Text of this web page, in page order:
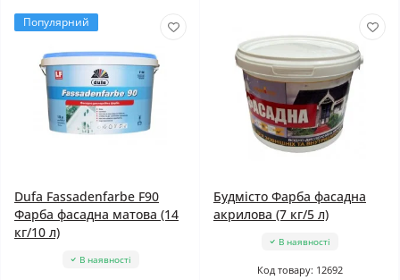
Популярний
Dufa Fassadenfarbe F90
Фарба фасадна матова (14
кг/10 л)
В наявності
Будмісто Фарба фасадна
акрилова (7 кг/5 л)
В наявності
Код товару: 12692